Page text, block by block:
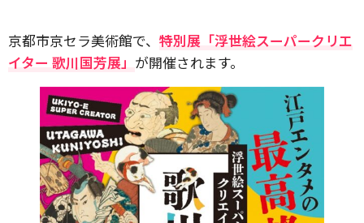
京都市京セラ美術館で、 特別展「浮世絵スーパークリエ
イター 歌川国芳展」 が開催されます。